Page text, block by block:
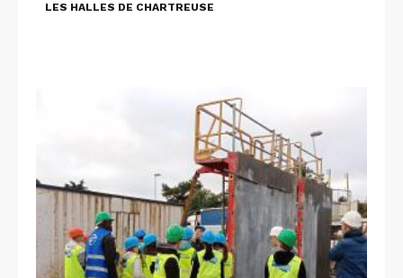
LES HALLES DE CHARTREUSE